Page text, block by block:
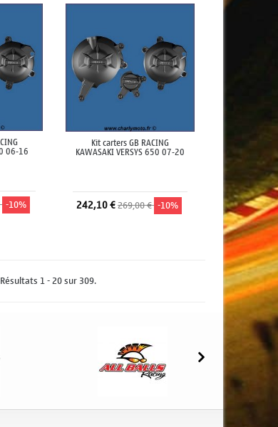
06-16
-10%
Kit carters GB RACING
KAWASAKI VERSYS 650 07-20
242,10 €269,00 € -10%
Résultats 1 - 20 sur 309.